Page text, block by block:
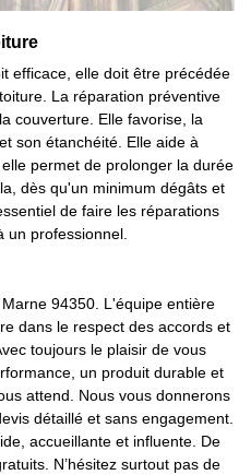
efficace, elle doit être précédée
La réparation préventive
couverture. Elle favorise, la
son étanchéité. Elle aide à
permet de prolonger la durée
dès qu'un minimum dégâts et
de faire les réparations
un professionnel.
94350. L'équipe entière
dans le respect des accords et
toujours le plaisir de vous
un produit durable et
attend. Nous vous donnerons
détaillé et sans engagement.
accueillante et influente. De
N’hésitez surtout pas de